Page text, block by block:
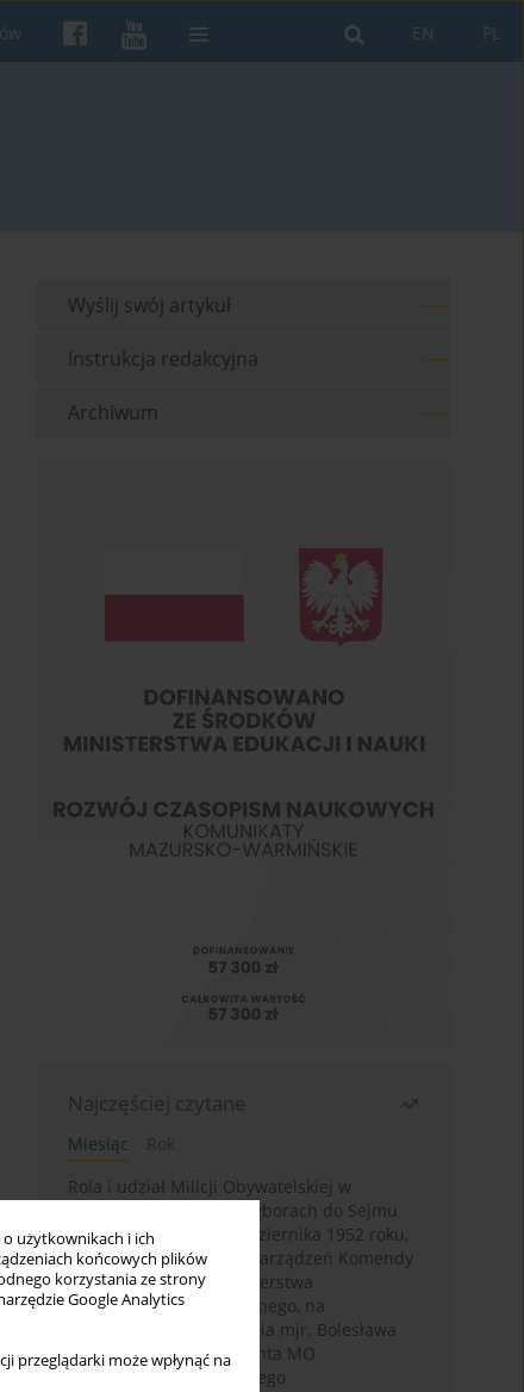
użytkownikach i ich
końcowych plików
korzystania ze strony
Google Analytics
przeglądarki może wpłynąć na
PL
EN
Wyślij swój artykuł
Instrukcja redakcyjna
Archiwum
Najczęściej czytane
Miesiąc
Rok
Rola i udział Milicji Obywatelskiej w
kampanii wyborczej i wyborach do Sejmu
PRL I kadencji z 26 października 1952 roku,
w świetle wytycznych i zarządzeń Komendy
Głównej MO oraz Ministerstwa
Bezpieczeństwa Publicznego, na
przykładzie sprawozdania mjr. Bolesława
Wyszyńskiego komendanta MO
województwa olsztyńskiego